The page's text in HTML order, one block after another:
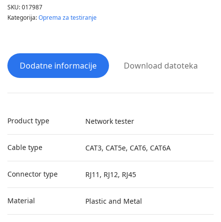
SKU:017987
Kategorija:Oprema za testiranje
Dodatne informacije Download datoteka
Product type Network tester
Cable type CAT3, CAT5e, CAT6, CAT6A
Connector type RJ11, RJ12, RJ45
Material Plastic and Metal